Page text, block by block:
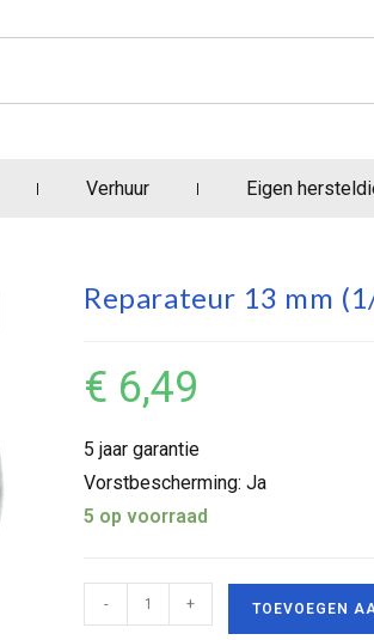
Verhuur Eigen
Reparateur 13 mm
€ 6,49
5 jaar garantie
Vorstbescherming: Ja
5 op voorraad
- + TOEVOEGEN